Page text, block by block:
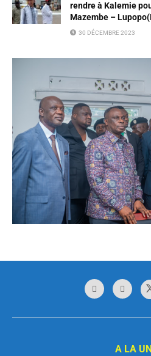
rendre à Kalemie
Mazembe –
30 DÉCEMBRE 2023
A LA